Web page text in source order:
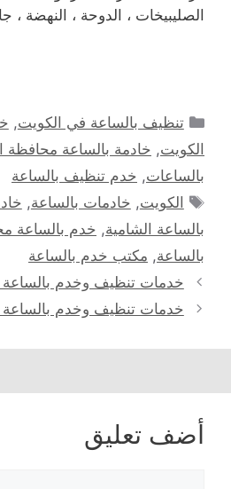
الصليبيخات ، الدوحة ، النهضة ،
التصنيفات
تنظيف بالساعة في الكويت,
الكويت, خادمة بالساعة محافظة
بالساعات, خدم تنظيف بالساعة
الوسوم
الكويت, خادمات بالساعة,
بالساعة الشامية, خدم بالساعة
بالساعة, مكتب خدم بالساعة
خدمات تنظيف وخدم بالساعة
خدمات تنظيف وخدم
أضف تعليق